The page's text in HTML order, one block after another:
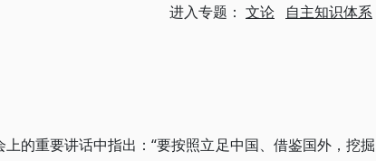
进入专题： 文论 自主知识体系
的重要讲话中指出：“要按照立足中国、借鉴国外，挖掘